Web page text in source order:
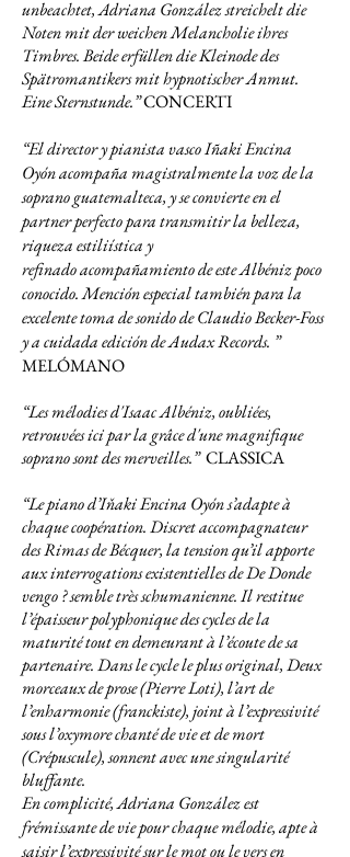
unbeachtet, Adriana González streichelt die
Noten mit der weichen Melancholie ihres
Timbres. Beide erfüllen die Kleinode des
Spätromantikers mit hypnotischer Anmut.
Eine Sternstunde.”CONCERTI
“El director y pianista vasco Iñaki Encina
Oyón acompaña magistralmente la voz de la
soprano guatemalteca, y se convierte en el
partner perfecto para transmitir la belleza,
riqueza estiliística y
refinadoacompañamiento de este Albéniz poco
conocido. Mención especial también para la
excelente toma de sonido de Claudio Becker-Foss
y a cuidada edición de Audax Records. ”
MELÓMANO
“Les mélodies d'Isaac Albéniz, oubliées,
retrouvées ici par la grâce d'une magnifique
soprano sont des merveilles.”CLASSICA
“Le piano d’Iňaki Encina Oyón s’adapte à
chaque coopération. Discret accompagnateur
des Rimas de Bécquer, la tension qu’il apporte
aux interrogations existentielles de De Donde
vengo ? semble très schumanienne. Il restitue
l’épaisseur polyphonique des cycles de la
maturité tout en demeurant à l’écoute de sa
partenaire. Dans le cycle le plus original, Deux
morceaux de prose (Pierre Loti), l’art de
l’enharmonie (franckiste), joint à l’expressivité
sous l’oxymore chanté de vie et de mort
(Crépuscule), sonnent avec une singularité
bluffante.
En complicité, Adriana González est
frémissante de vie pour chaque mélodie, apte à
saisir l’expressivité sur le mot ou le vers en